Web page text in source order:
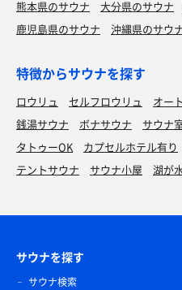
熊本県のサウナ
大分県のサウナ
鹿児島県のサウナ
沖縄県のサウ
特徴からサウナを探す
ロウリュ セルフロウリュ オー
銭湯サウナ
ボナサウナ サウナ
タトゥーOK
カプセルホテル有り
テントサウナ
サウナ小屋 湖が
サウナを探す
サウナ検索